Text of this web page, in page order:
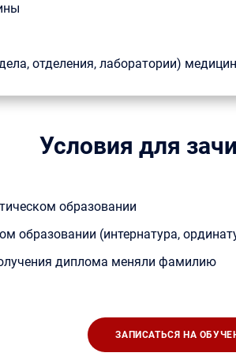
отделения, лаборатории)
Условия для
образовании
образовании (интернатура,
диплома меняли фамилию
ЗАПИСАТЬСЯ НА